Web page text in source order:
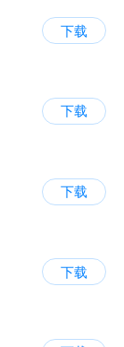
下载
下载
下载
下载